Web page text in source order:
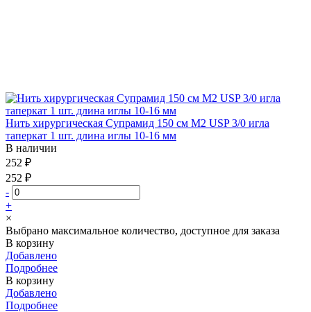
Нить хирургическая Супрамид 150 см М2 USP 3/0 игла
таперкат 1 шт. длина иглы 10-16 мм
В наличии
252 ₽
252 ₽
-
+
×
Выбрано максимальное количество, доступное для заказа
В корзину
Добавлено
Подробнее
В корзину
Добавлено
Подробнее